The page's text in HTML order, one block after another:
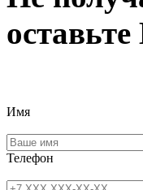
Имя
Телефон